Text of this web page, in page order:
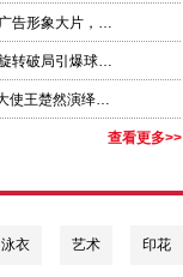
古驰呈献《爱情有戏》广告形象大片，以三支短片致意浪漫七夕
群星聚力，赤影掠场，旋转破局引爆球场对决 Wilson威尔胜发布全新Defyer 系列高性能球拍
MANITO携手全球品牌大使王楚然演绎Diva系列
查看更多>>
泳衣 艺术 印花